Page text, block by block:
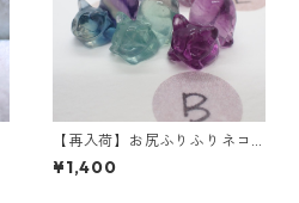
【再入荷】お尻ふりふりネコ
フローライト彫刻 3g前後 15m
m*10.5mm*17.5mm前後
¥1,400